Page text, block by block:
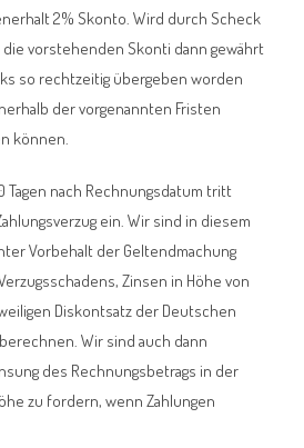
2% Skonto. Wird durch Scheck
vorstehenden Skonti dann gewährt
so rechtzeitig übergeben worden
der vorgenannten Fristen
können.
Tagen nach Rechnungsdatum tritt
ein. Wir sind in diesem
Vorbehalt der Geltendmachung
Zinsen in Höhe von
Diskontsatz der Deutschen
Wir sind auch dann
des Rechnungsbetrags in der
zu fordern, wenn Zahlungen